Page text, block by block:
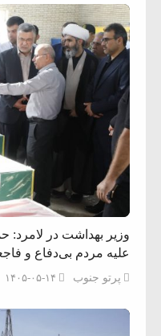
وزیر بهداشت در لامرد:
علیه مردم بی‌دفاع و
پرتو جنوب ۱۴۰۵-۰۵-۱۴